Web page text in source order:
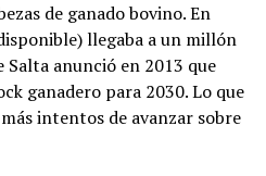
de ganado bovino. En
llegaba a un millón
Salta anunció en 2013 que
ganadero para 2030. Lo que
intentos de avanzar sobre